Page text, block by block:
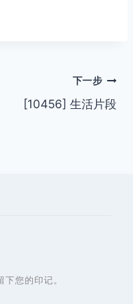
下一步
[10456] 生活片段
下您的印记。